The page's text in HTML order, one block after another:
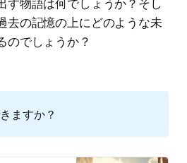
す物語は何でしょうか？そし
去の記憶の上にどのような未
のでしょうか？
ますか？